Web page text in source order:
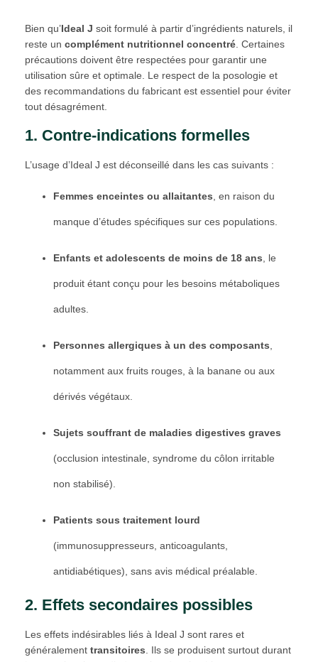
Bien qu’Ideal J soit formulé à partir d’ingrédients naturels, il
reste un complément nutritionnel concentré . Certaines
précautions doivent être respectées pour garantir une
utilisation sûre et optimale. Le respect de la posologie et
des recommandations du fabricant est essentiel pour éviter
tout désagrément.
1. Contre-indications formelles
L’usage d’Ideal J est déconseillé dans les cas suivants :
Femmes enceintes ou allaitantes , en raison du
manque d’études spécifiques sur ces populations.
Enfants et adolescents de moins de 18 ans , le
produit étant conçu pour les besoins métaboliques
adultes.
Personnes allergiques à un des composants
notamment aux fruits rouges, à la banane ou aux
dérivés végétaux.
Sujets souffrant de maladies digestives graves
(occlusion intestinale, syndrome du côlon irritable
non stabilisé).
Patients sous traitement lourd
(immunosuppresseurs, anticoagulants,
antidiabétiques), sans avis médical préalable.
2. Effets secondaires possibles
Les effets indésirables liés à Ideal J sont rares et
généralement transitoires . Ils se produisent surtout durant